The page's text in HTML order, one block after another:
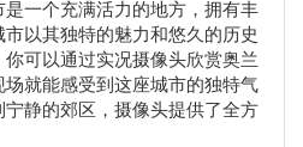
一个充满活力的地方，拥有丰
以其独特的魅力和悠久的历史
可以通过实况摄像头欣赏奥兰
就能感受到这座城市的独特气
静的郊区，摄像头提供了全方